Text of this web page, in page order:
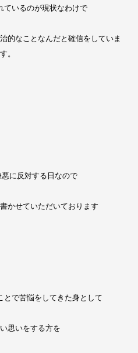
ているのが現状なわけで
的なことなんだと確信をしていま
す。
に反対する日なので
かせていただいております
とで苦悩をしてきた身として
思いをする方を